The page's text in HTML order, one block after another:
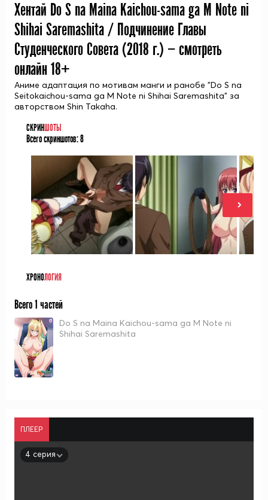
Хентай Do S na Maina Kaichou-sama ga M Note ni
Shihai Saremashita / Подчинение Главы
Студенческого Совета (2018 г.) — смотреть
онлайн 18+
Аниме адаптация по мотивам манги и ранобе "Do S na
Seitokaichou-sama ga M Note ni Shihai Saremashita" за
авторством Shin Takaha.
СКРИН ШОТЫ
Всего скриншотов:8
ХРОНОЛОГИЯ
Всего 1 частей
Do S na Maina Kaichou-sama ga M Note ni
Shihai Saremashita
ПЛЕЕР
4 серия